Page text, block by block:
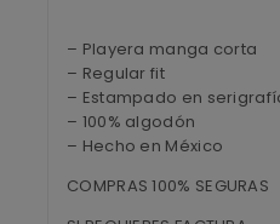
– Playera manga corta
– Regular fit
– Estampado en
– 100% algodón
– Hecho en México
COMPRAS 100% SEGURAS